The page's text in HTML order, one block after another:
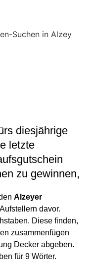
diesjährige
letzte
zu gewinnen,
Alzeyer
davor.
Diese finden,
zusammenfügen
Decker abgeben.
für 9 Wörter.